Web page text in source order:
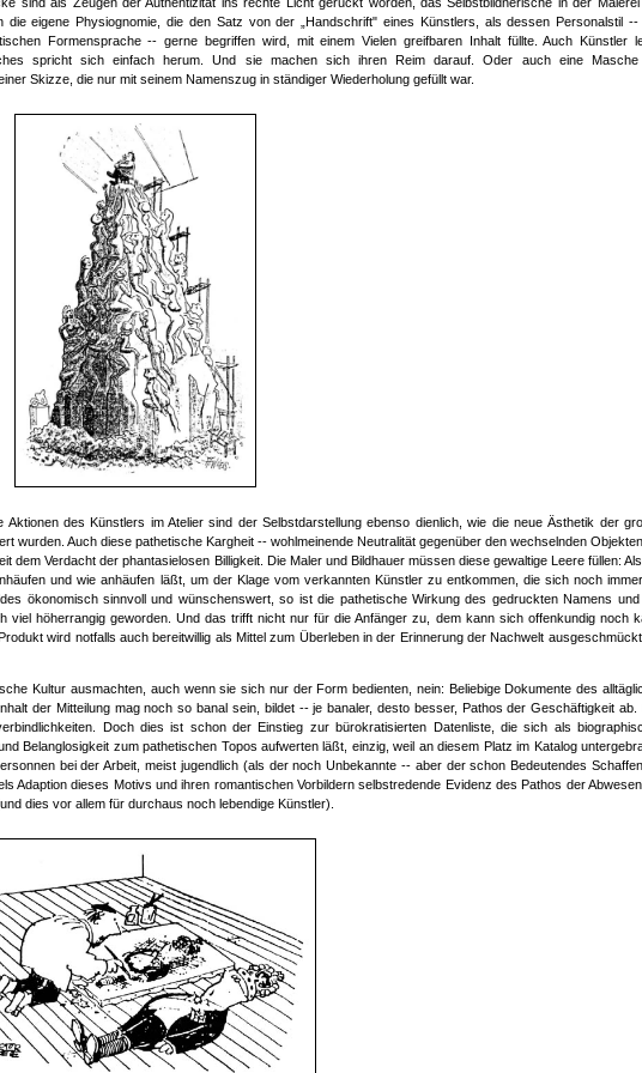
eigene Physiognomie, die den Satz von der „Handschrift" eines Künstlers, als dessen Personalstil --
Formensprache -- gerne begriffen wird, mit einem Vielen greifbaren Inhalt füllte. Auch Künstler
spricht sich einfach herum. Und sie machen sich ihren Reim darauf. Oder auch eine
Skizze, die nur mit seinem Namenszug in ständiger Wiederholung gefüllt war.
des Künstlers im Atelier sind der Selbstdarstellung ebenso dienlich, wie die neue Ästhetik der
wurden. Auch diese pathetische Kargheit -- wohlmeinende Neutralität gegenüber den wechselnden
dem Verdacht der phantasielosen Billigkeit. Die Maler und Bildhauer müssen diese gewaltige Leere füllen:
und wie anhäufen läßt, um der Klage vom verkannten Künstler zu entkommen, die sich noch
ökonomisch sinnvoll und wünschenswert, so ist die pathetische Wirkung des gedruckten Namens und
höherrangig geworden. Und das trifft nicht nur für die Anfänger zu, dem kann sich offenkundig noch
wird notfalls auch bereitwillig als Mittel zum Überleben in der Erinnerung der Nachwelt
Kultur ausmachten, auch wenn sie sich nur der Form bedienten, nein: Beliebige Dokumente des
der Mitteilung mag noch so banal sein, bildet -- je banaler, desto besser, Pathos der Geschäftigkeit ab.
Doch dies ist schon der Einstieg zur bürokratisierten Datenliste, die sich als
Belanglosigkeit zum pathetischen Topos aufwerten läßt, einzig, weil an diesem Platz im Katalog
bei der Arbeit, meist jugendlich (als der noch Unbekannte -- aber der schon Bedeutendes
Adaption dieses Motivs und ihren romantischen Vorbildern selbstredende Evidenz des Pathos der
dies vor allem für durchaus noch lebendige Künstler).